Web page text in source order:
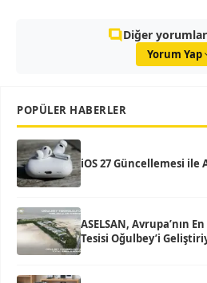
Diğer
Yorum Yap
POPÜLER HABERLER
iOS 27 Güncellemesi ile
ASELSAN, Avrupa’nın
Tesisi Oğulbey’i